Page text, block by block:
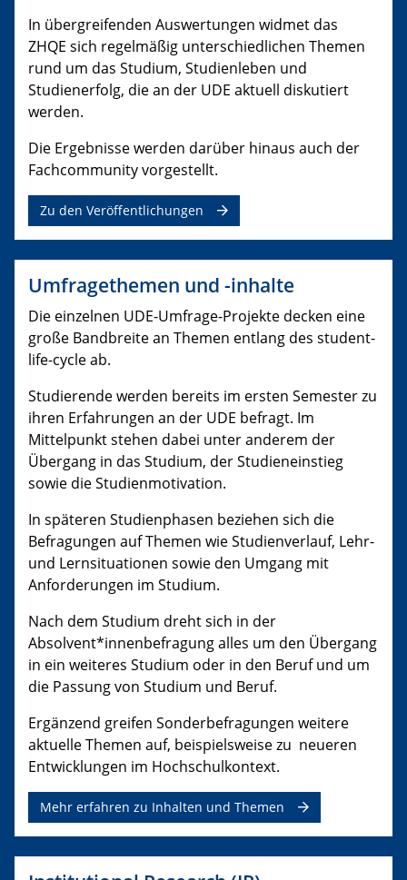
In übergreifenden Auswertungen widmet das
ZHQE sich regelmäßig unterschiedlichen Themen
rund um das Studium, Studienleben und
Studienerfolg, die an der UDE aktuell diskutiert
werden.
Die Ergebnisse werden darüber hinaus auch der
Fachcommunity vorgestellt.
Zu den Veröffentlichungen
Umfragethemen und -inhalte
Die einzelnen UDE-Umfrage-Projekte decken eine
große Bandbreite an Themen entlang des student-
life-cycle ab.
Studierende werden bereits im ersten Semester zu
ihren Erfahrungen an der UDE befragt. Im
Mittelpunkt stehen dabei unter anderem der
Übergang in das Studium, der Studieneinstieg
sowie die Studienmotivation.
In späteren Studienphasen beziehen sich die
Befragungen auf Themen wie Studienverlauf, Lehr-
und Lernsituationen sowie den Umgang mit
Anforderungen im Studium.
Nach dem Studium dreht sich in der
Absolvent*innenbefragung alles um den Übergang
in ein weiteres Studium oder in den Beruf und um
die Passung von Studium und Beruf.
Ergänzend greifen Sonderbefragungen weitere
aktuelle Themen auf, beispielsweise zu neueren
Entwicklungen im Hochschulkontext.
Mehr erfahren zu Inhalten und Themen